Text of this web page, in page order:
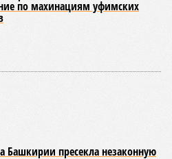
по выполнению работ на
объёме. Эту позицию
в судебном порядке.
участвуют ООО «ЛМА»,
правительство
региона. Судебное
как финансовые
и правовые аспекты
соглашения.